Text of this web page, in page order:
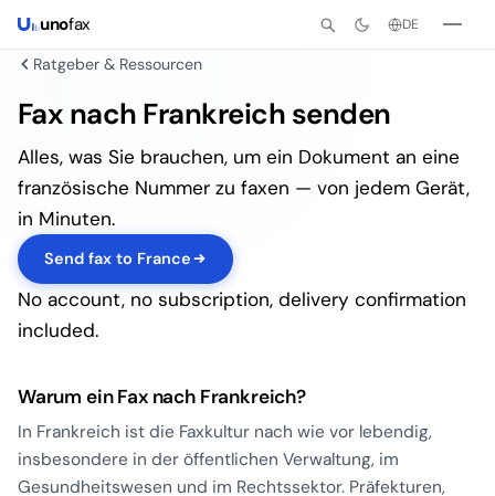
unofax DE
Ratgeber & Ressourcen
Fax nach Frankreich senden
Alles, was Sie brauchen, um ein Dokument an eine
französische Nummer zu faxen — von jedem Gerät,
in Minuten.
Send fax to France
No account, no subscription, delivery confirmation
included.
Warum ein Fax nach Frankreich?
In Frankreich ist die Faxkultur nach wie vor lebendig,
insbesondere in der öffentlichen Verwaltung, im
Gesundheitswesen und im Rechtssektor. Präfekturen,